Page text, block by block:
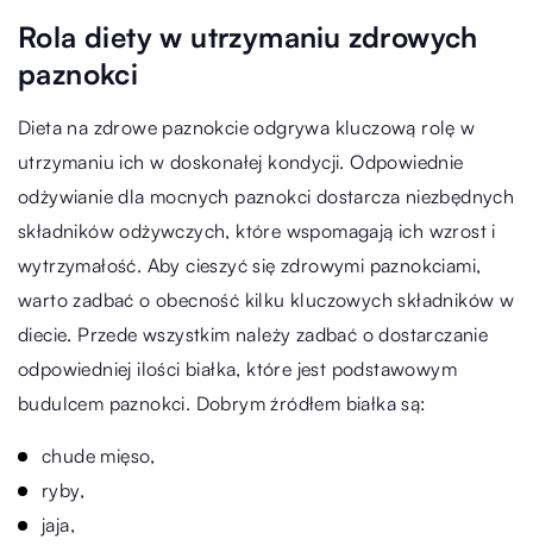
Rola diety w utrzymaniu zdrowych
paznokci
Dieta na zdrowe paznokcie odgrywa kluczową rolę w
utrzymaniu ich w doskonałej kondycji. Odpowiednie
odżywianie dla mocnych paznokci dostarcza niezbędnych
składników odżywczych, które wspomagają ich wzrost i
wytrzymałość. Aby cieszyć się zdrowymi paznokciami,
warto zadbać o obecność kilku kluczowych składników w
diecie. Przede wszystkim należy zadbać o dostarczanie
odpowiedniej ilości białka, które jest podstawowym
budulcem paznokci. Dobrym źródłem białka są:
chude mięso,
ryby,
jaja,